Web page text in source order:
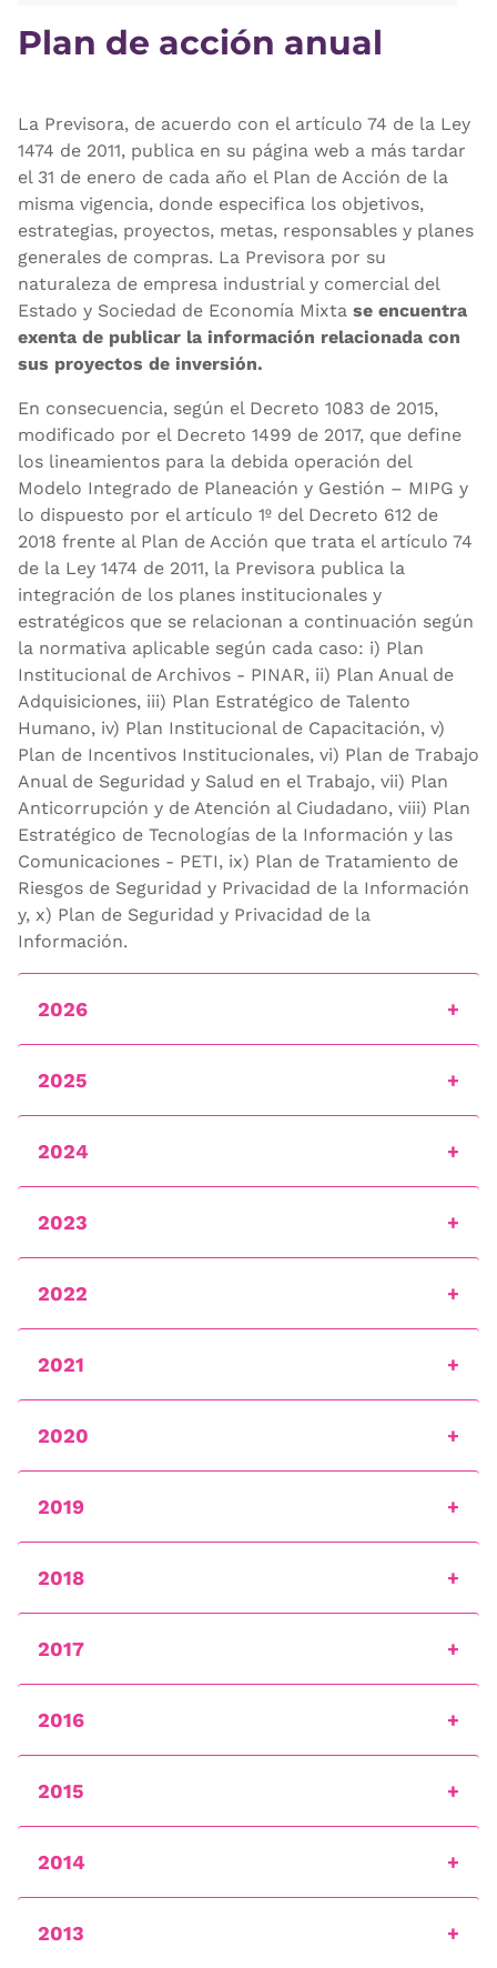
Plan de acción anual
La Previsora, de acuerdo con el artículo 74 de la Ley
1474 de 2011, publica en su página web a más tardar
el 31 de enero de cada año el Plan de Acción de la
misma vigencia, donde especifica los objetivos,
estrategias, proyectos, metas, responsables y planes
generales de compras. La Previsora por su
naturaleza de empresa industrial y comercial del
Estado y Sociedad de Economía Mixta se encuentra
exenta de publicar la información relacionada con
sus proyectos de inversión.
En consecuencia, según el Decreto 1083 de 2015,
modificado por el Decreto 1499 de 2017, que define
los lineamientos para la debida operación del
Modelo Integrado de Planeación y Gestión – MIPG y
lo dispuesto por el artículo 1º del Decreto 612 de
2018 frente al Plan de Acción que trata el artículo 74
de la Ley 1474 de 2011, la Previsora publica la
integración de los planes institucionales y
estratégicos que se relacionan a continuación según
la normativa aplicable según cada caso: i) Plan
Institucional de Archivos - PINAR, ii) Plan Anual de
Adquisiciones, iii) Plan Estratégico de Talento
Humano, iv) Plan Institucional de Capacitación, v)
Plan de Incentivos Institucionales, vi) Plan de Trabajo
Anual de Seguridad y Salud en el Trabajo, vii) Plan
Anticorrupción y de Atención al Ciudadano, viii) Plan
Estratégico de Tecnologías de la Información y las
Comunicaciones ­- PETI, ix) Plan de Tratamiento de
Riesgos de Seguridad y Privacidad de la Información
y, x) Plan de Seguridad y Privacidad de la
Información.
2026
2025
2024
2023
2022
2021
2020
2019
2018
2017
2016
2015
2014
2013